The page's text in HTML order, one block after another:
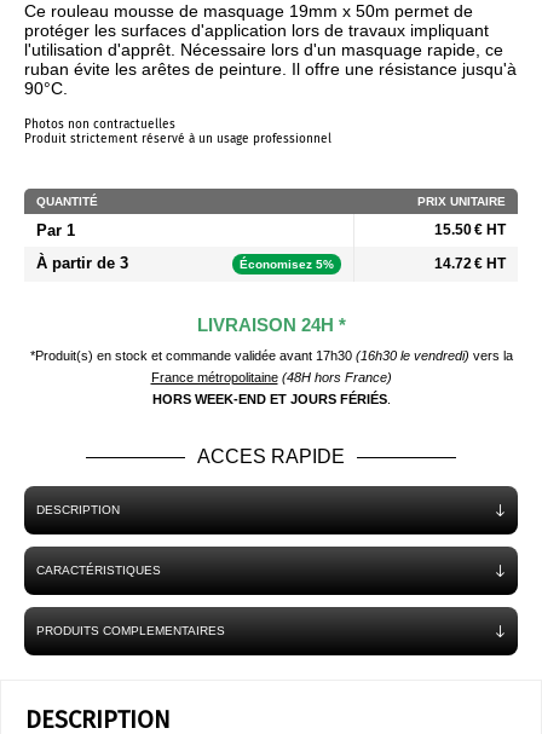
Ce rouleau mousse de masquage 19mm x 50m permet de
protéger les surfaces d'application lors de travaux impliquant
l'utilisation d'apprêt. Nécessaire lors d'un masquage rapide, ce
ruban évite les arêtes de peinture. Il offre une résistance jusqu'à
90°C.
Photos non contractuelles
Produit strictement réservé à un usage professionnel
QUANTITÉ PRIX UNITAIRE
Par 1 15.50 € HT
À partir de 3 Économisez 5% 14.72 € HT
LIVRAISON 24H *
*Produit(s) en stock et commande validée avant 17h30 (16h30 le vendredi) vers la
France métropolitaine (48H hors France)
HORS WEEK-END ET JOURS FÉRIÉS.
ACCES RAPIDE
DESCRIPTION
CARACTÉRISTIQUES
PRODUITS COMPLEMENTAIRES
DESCRIPTION